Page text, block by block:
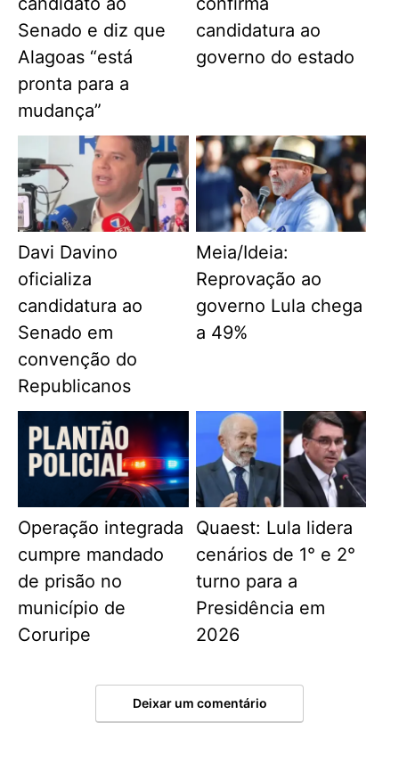
Senado e diz que
Alagoas “está
pronta para a
mudança”
candidatura ao
governo do estado
Davi Davino
oficializa
candidatura ao
Senado em
convenção do
Republicanos
Meia/Ideia:
Reprovação ao
governo Lula chega
a 49%
Operação integrada
cumpre mandado
de prisão no
município de
Coruripe
Quaest: Lula lidera
cenários de 1° e 2°
turno para a
Presidência em
2026
Deixar um comentário